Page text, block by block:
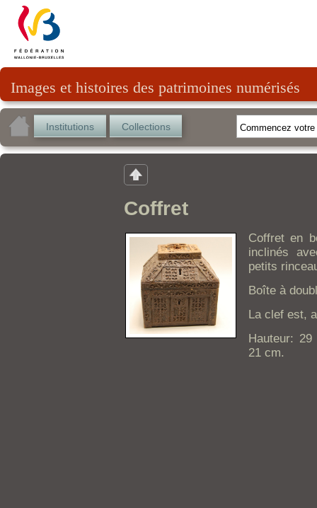
Images et histoires des patrimoines numérisés
Institutions Collections
Coffret
Coffret en
inclinés
petits
Boîte à
La clef est,
Hauteur:
21 cm.